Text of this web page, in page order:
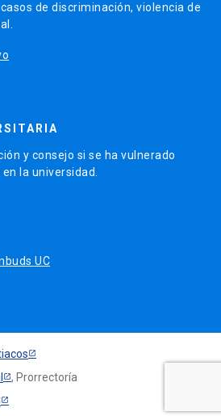
de discriminación, violencia de
y consejo si se ha vulnerado
la universidad.
UC
, Prorrectoría